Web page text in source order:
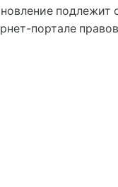
подлежит
портале